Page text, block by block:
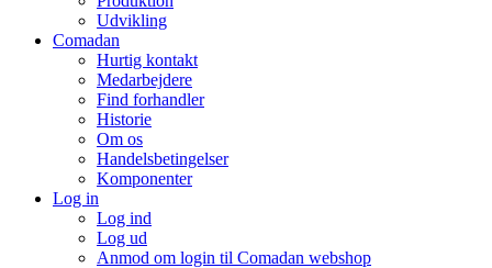
Udvikling
Comadan
Hurtig kontakt
Medarbejdere
Find forhandler
Historie
Om os
Handelsbetingelser
Komponenter
Log in
Log ind
Log ud
Anmod om login til Comadan webshop